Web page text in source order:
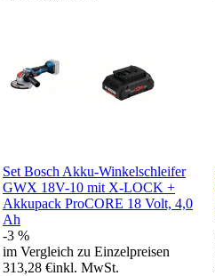
Set Bosch Akku-Winkelschleifer
GWX 18V-10 mit X-LOCK +
Akkupack ProCORE 18 Volt, 4,0
Ah
-3 %
im Vergleich zu Einzelpreisen
313,28 €inkl. MwSt.